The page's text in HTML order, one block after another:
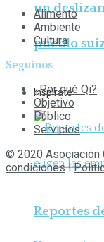
un
pueblo
Inspirate
Reportes
Alimento
Ambiente
Cultura
Seguinos
¿Por qué Qi?
Objetivo
Público
Servicios
© 2020 Asociación
condicionesl